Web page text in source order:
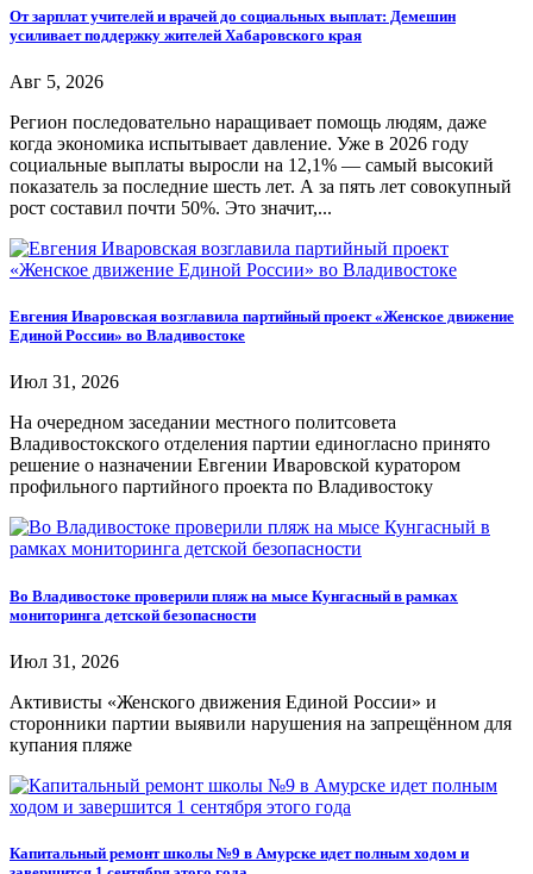
От зарплат учителей и врачей до социальных выплат: Демешин
усиливает поддержку жителей Хабаровского края
Авг 5, 2026
Регион последовательно наращивает помощь людям, даже
когда экономика испытывает давление. Уже в 2026 году
социальные выплаты выросли на 12,1% — самый высокий
показатель за последние шесть лет. А за пять лет совокупный
рост составил почти 50%. Это значит,...
Евгения Иваровская возглавила партийный проект «Женское движение
Единой России» во Владивостоке
Июл 31, 2026
На очередном заседании местного политсовета
Владивостокского отделения партии единогласно принято
решение о назначении Евгении Иваровской куратором
профильного партийного проекта по Владивостоку
Во Владивостоке проверили пляж на мысе Кунгасный в рамках
мониторинга детской безопасности
Июл 31, 2026
Активисты «Женского движения Единой России» и
сторонники партии выявили нарушения на запрещённом для
купания пляже
Капитальный ремонт школы №9 в Амурске идет полным ходом и